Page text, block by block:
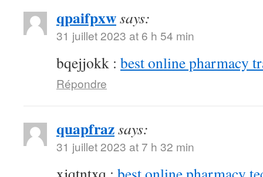
qpaifpxwsays:
31 juillet 2023 at 6 h 54 min
bqejjokk : best online pharmacy
Répondre
quapfrazsays:
31 juillet 2023 at 7 h 32 min